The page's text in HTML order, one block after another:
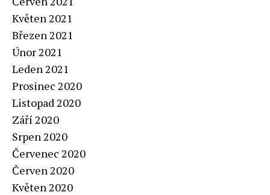
Květen 2021
Březen 2021
Únor 2021
Leden 2021
Prosinec 2020
Listopad 2020
Září 2020
Srpen 2020
Červenec 2020
Červen 2020
Květen 2020